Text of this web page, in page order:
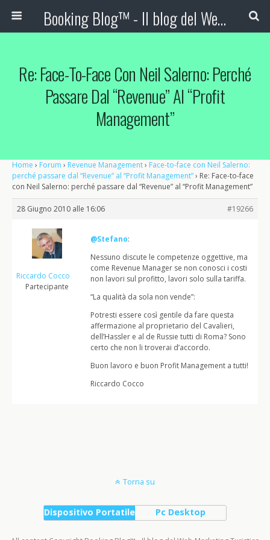
Booking Blog™ - Il blog del Web Marketing Turistico
Re: Face-To-Face Con Neil Salerno: Perché
Passare Dal “Revenue” Al “Profit
Management”
Home › Forum › Revenue Management› Face-to-face con Neil Salerno:
perché passare dal “Revenue” al “Profit Management”› Re: Face-to-face
con Neil Salerno: perché passare dal “Revenue” al “Profit Management”
28 Giugno 2010 alle 16:06 #19266
Riccardo Cocco
Partecipante
@Stefano:
Nessuno discute le competenze oggettive, ma
come Revenue Manager se non conosci i costi
non lavori sul profitto, lavori solo sulla tariffa.
“La qualità da sola non vende”:
Potresti essere così gentile da fare questa
affermazione al proprietario del Cavalieri,
dell’Hassler e al de Russie tutti di Roma? Sono
certo che non li troverai d’accordo.
Buon lavoro e buon Profit Management a tutti!
Riccardo Cocco
Torna su
Dispositivo Portatile Pc Desktop